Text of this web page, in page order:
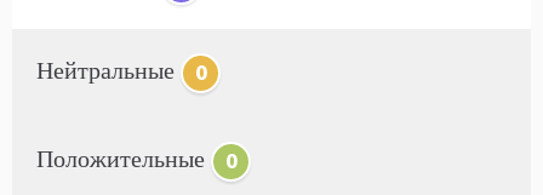
Нейтральные 0
Положительные 0